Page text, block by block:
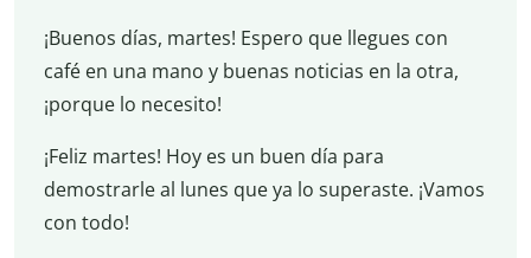
¡Buenos días, martes! Espero que llegues con
café en una mano y buenas noticias en la otra,
¡porque lo necesito!
¡Feliz martes! Hoy es un buen día para
demostrarle al lunes que ya lo superaste. ¡Vamos
con todo!